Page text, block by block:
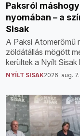
Paksról
nyomában – a
Sisak
A Paksi Atomerőmű
zöldátállás mögött
kerültek a Nyílt
NYÍLT SISAK2026. aug. 7.